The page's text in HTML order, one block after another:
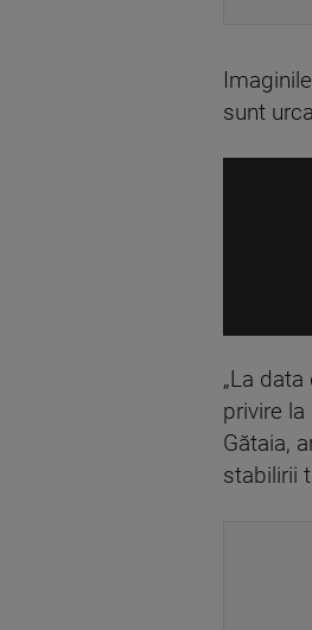
sunt
„La
privire
Gătaia,
stabilirii